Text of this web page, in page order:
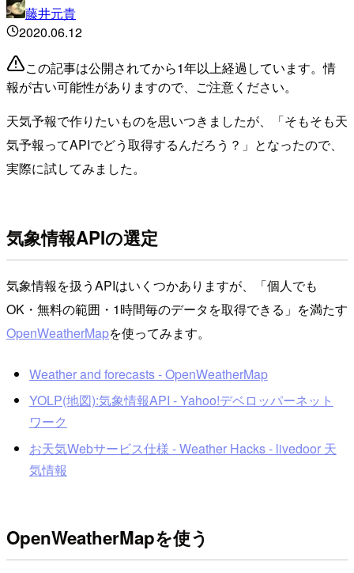
藤井元貴
2020.06.12
この記事は公開されてから1年以上経過しています。情
報が古い可能性がありますので、ご注意ください。
天気予報で作りたいものを思いつきましたが、「そもそも天
気予報ってAPIでどう取得するんだろう？」となったので、
実際に試してみました。
気象情報APIの選定
気象情報を扱うAPIはいくつかありますが、「個人でも
OK・無料の範囲・1時間毎のデータを取得できる」を満たす
OpenWeatherMapを使ってみます。
Weather and forecasts - OpenWeatherMap
YOLP(地図):気象情報API - Yahoo!デベロッパーネット
ワーク
お天気Webサービス仕様 - Weather Hacks - livedoor 天
気情報
OpenWeatherMapを使う